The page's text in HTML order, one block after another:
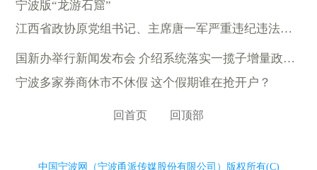
宁波版“龙游石窟”
江西省政协原党组书记、主席唐一军严重违纪违法被开除党籍和公职
国新办举行新闻发布会 介绍系统落实一揽子增量政策等情况
宁波多家券商休市不休假 这个假期谁在抢开户？
回首页 回顶部
中国宁波网（宁波甬派传媒股份有限公司）版权所有(C)